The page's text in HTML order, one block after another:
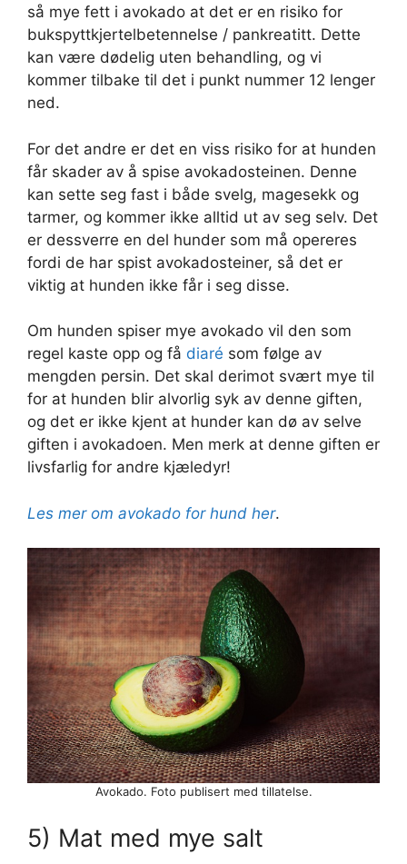
så mye fett i avokado at det er en risiko for
bukspyttkjertelbetennelse / pankreatitt. Dette
kan være dødelig uten behandling, og vi
kommer tilbake til det i punkt nummer 12 lenger
ned.
For det andre er det en viss risiko for at hunden
får skader av å spise avokadosteinen. Denne
kan sette seg fast i både svelg, magesekk og
tarmer, og kommer ikke alltid ut av seg selv. Det
er dessverre en del hunder som må opereres
fordi de har spist avokadosteiner, så det er
viktig at hunden ikke får i seg disse.
Om hunden spiser mye avokado vil den som
regel kaste opp og få diaré som følge av
mengden persin. Det skal derimot svært mye til
for at hunden blir alvorlig syk av denne giften,
og det er ikke kjent at hunder kan dø av selve
giften i avokadoen. Men merk at denne giften er
livsfarlig for andre kjæledyr!
Les mer om avokado for hund her.
Avokado. Foto publisert med tillatelse.
5) Mat med mye salt